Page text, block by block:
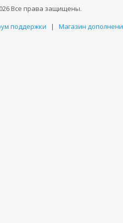
Все права защищены.
поддержки | Магазин